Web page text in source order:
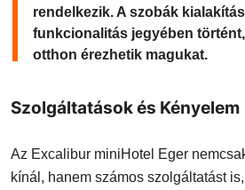
rendelkezik. A szobák
funkcionalitás jegyében
otthon érezhetik magukat.
Szolgáltatások és Kényelem
Az Excalibur miniHotel Eger
kínál, hanem számos szolgáltatást